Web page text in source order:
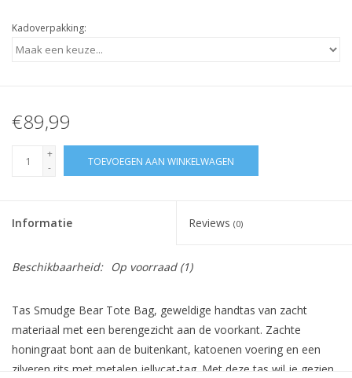
Kadoverpakking:
€89,99
+
-
TOEVOEGEN AAN WINKELWAGEN
Informatie Reviews (0)
Beschikbaarheid: Op voorraad(1)
Tas Smudge Bear Tote Bag, geweldige handtas van zacht
materiaal met een berengezicht aan de voorkant. Zachte
honingraat bont aan de buitenkant, katoenen voering en een
zilveren rits met metalen jellycat-tag. Met deze tas wil je gezien